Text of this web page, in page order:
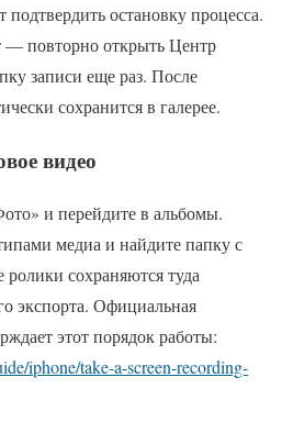
остановку процесса.
— повторно открыть Центр
записи еще раз. После
сохранится в галерее.
видео
и перейдите в альбомы.
медиа и найдите папку с
сохраняются туда
экспорта. Официальная
этот порядок работы:
iphone/take-a-screen-recording-